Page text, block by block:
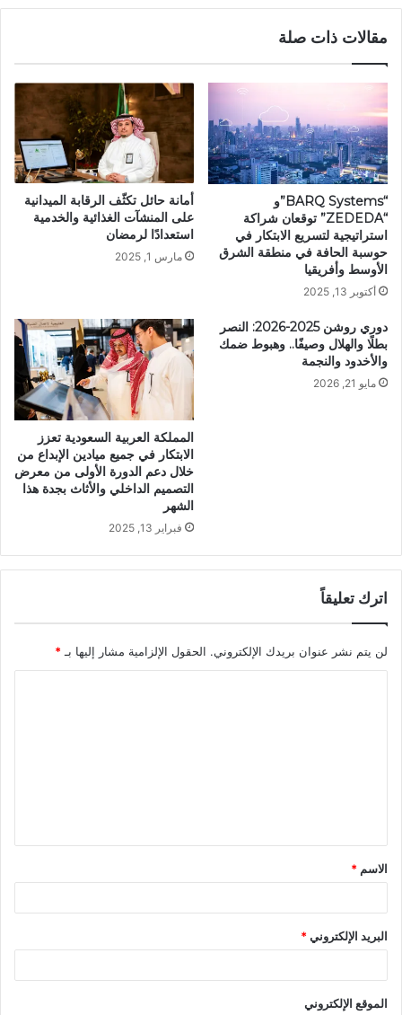
مقالات ذات صلة
“BARQ Systems”و
“ZEDEDA” توقعان شراكة
استراتيجية لتسريع الابتكار في
حوسبة الحافة في منطقة الشرق
الأوسط وأفريقيا
أكتوبر 13, 2025
أمانة حائل تكثّف الرقابة الميدانية
على المنشآت الغذائية والخدمية
استعدادًا لرمضان
مارس 1, 2025
دوري روشن 2025-2026: النصر
بطلًا والهلال وصيفًا.. وهبوط ضمك
والأخدود والنجمة
مايو 21, 2026
المملكة العربية السعودية تعزز
الابتكار في جميع ميادين الإبداع من
خلال دعم الدورة الأولى من معرض
التصميم الداخلي والأثاث بجدة هذا
الشهر
فبراير 13, 2025
اترك تعليقاً
لن يتم نشر عنوان بريدك الإلكتروني. الحقول الإلزامية مشار إليها بـ *
ق
*
الاسم *
البريد الإلكتروني*
الموقع الإلكتروني